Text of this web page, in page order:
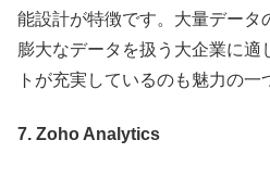
能設計が特徴です。大量データ
膨大なデータを扱う大企業に適
トが充実しているのも魅力の一
7. Zoho Analytics